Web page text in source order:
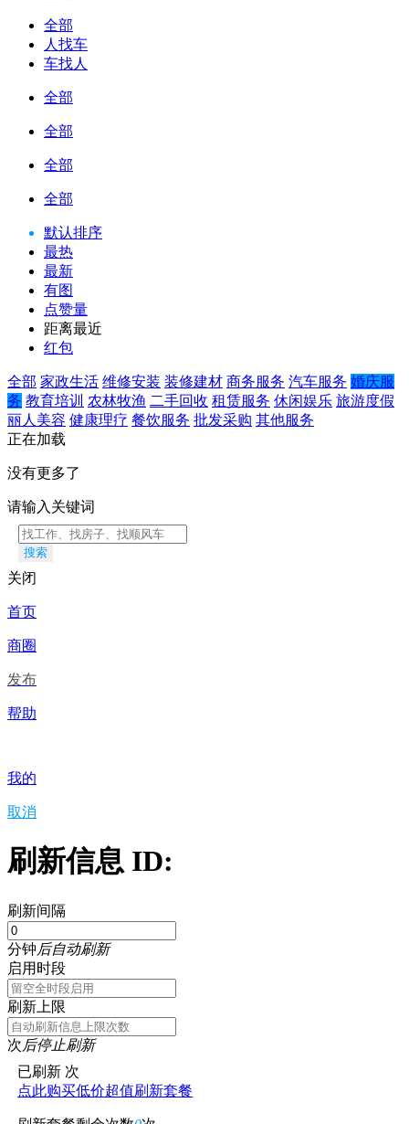
全部
人找车
车找人
全部
全部
全部
全部
默认排序
最热
最新
有图
点赞量
距离最近
红包
全部 家政生活 维修安装 装修建材 商务服务 汽车服务 婚庆服
务 教育培训 农林牧渔 二手回收 租赁服务 休闲娱乐 旅游度假
丽人美容 健康理疗 餐饮服务 批发采购 其他服务
正在加载
没有更多了
请输入关键词
搜索
关闭
首页
商圈
发布
帮助
我的
取消
刷新信息 ID:
刷新间隔
分钟后自动刷新
启用时段
刷新上限
次后停止刷新
已刷新 次
点此购买低价超值刷新套餐